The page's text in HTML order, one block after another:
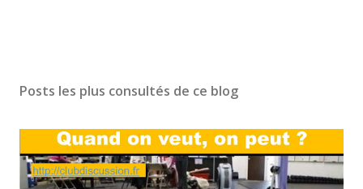
Posts les plus consultés de ce blog